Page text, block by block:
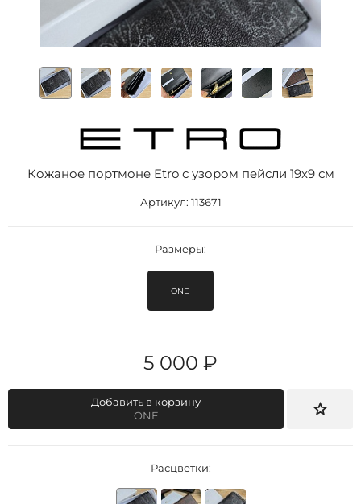
Кожаное портмоне Etro с узором пейсли 19x9 см
Артикул: 113671
Размеры:
ONE
5 000 ₽
Добавить в корзину
ONE
Расцветки: